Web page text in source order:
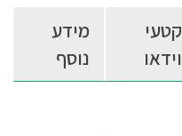
קטעי
וידאו
מידע
נוסף